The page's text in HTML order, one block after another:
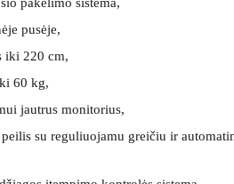
pusėje,
iki 220 cm,
60 kg,
jautrus monitorius,
su reguliuojamu greičiu ir